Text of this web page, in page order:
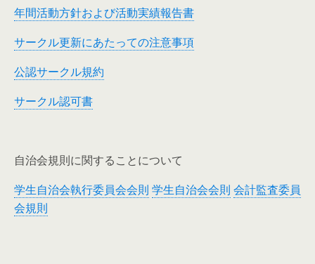
年間活動方針および活動実績報告書
サークル更新にあたっての注意事項
公認サークル規約
サークル認可書
自治会規則に関することについて
学生自治会執行委員会会則 学生自治会会則 会計監査委員
会規則